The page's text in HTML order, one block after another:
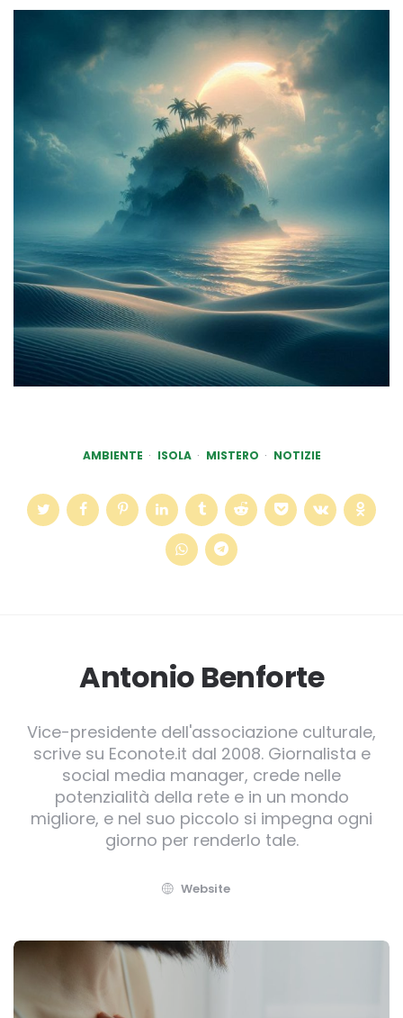
AMBIENTE ISOLA MISTERO NOTIZIE
Antonio Benforte
Vice-presidente dell'associazione culturale,
scrive su Econote.it dal 2008. Giornalista e
social media manager, crede nelle
potenzialità della rete e in un mondo
migliore, e nel suo piccolo si impegna ogni
giorno per renderlo tale.
Website
Post
navigation